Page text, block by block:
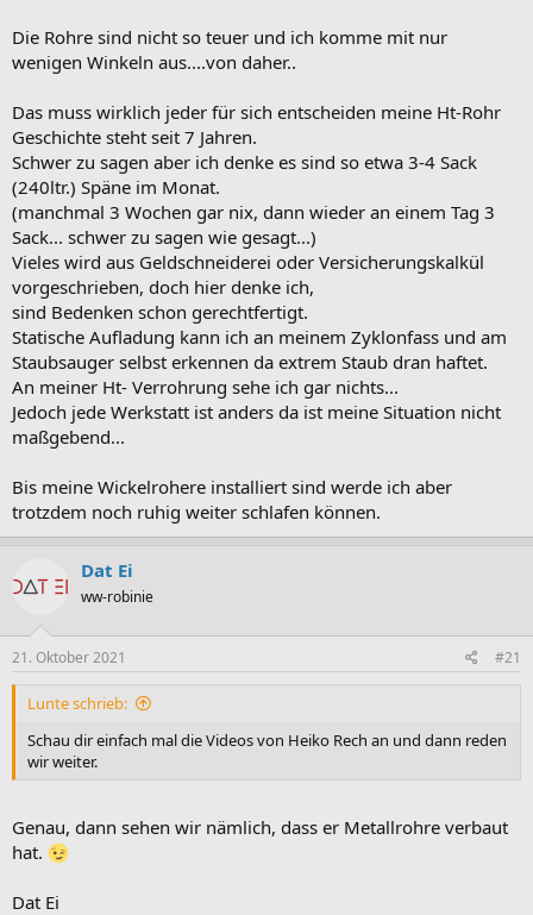
Die Rohre sind nicht so teuer und ich komme mit nur
wenigen Winkeln aus....von daher..
Das muss wirklich jeder für sich entscheiden meine Ht-Rohr
Geschichte steht seit 7 Jahren.
Schwer zu sagen aber ich denke es sind so etwa 3-4 Sack
(240ltr.) Späne im Monat.
(manchmal 3 Wochen gar nix, dann wieder an einem Tag 3
Sack... schwer zu sagen wie gesagt...)
Vieles wird aus Geldschneiderei oder Versicherungskalkül
vorgeschrieben, doch hier denke ich,
sind Bedenken schon gerechtfertigt.
Statische Aufladung kann ich an meinem Zyklonfass und am
Staubsauger selbst erkennen da extrem Staub dran haftet.
An meiner Ht- Verrohrung sehe ich gar nichts...
Jedoch jede Werkstatt ist anders da ist meine Situation nicht
maßgebend...
Bis meine Wickelrohere installiert sind werde ich aber
trotzdem noch ruhig weiter schlafen können.
Dat Ei
ww-robinie
21. Oktober 2021 #21
Lunte schrieb:
Schau dir einfach mal die Videos von Heiko Rech an und dann reden
wir weiter.
Genau, dann sehen wir nämlich, dass er Metallrohre verbaut
hat.
Dat Ei